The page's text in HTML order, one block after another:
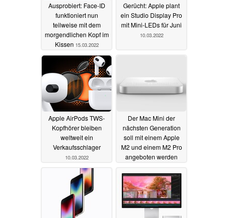
Ausprobiert: Face-ID
funktioniert nun
teilweise mit dem
morgendlichen Kopf im
Kissen 15.03.2022
Gerücht: Apple plant
ein Studio Display Pro
mit Mini-LEDs für Juni
10.03.2022
Apple AirPods TWS-
Kopfhörer bleiben
weltweit ein
Verkaufsschlager
10.03.2022
Der Mac Mini der
nächsten Generation
soll mit einem Apple
M2 und einem M2 Pro
angeboten werden